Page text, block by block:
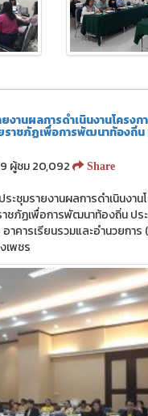
งานผลการดำเนินงานโครงก
าชภัฏเพื่อการพัฒนาท้องถิ่น
ผู้ชม 20,092
Share
ะชุมรายงานผลการดำเนินงาน
ชภัฏเพื่อการพัฒนาท้องถิ่น ปร
คารเรียนรวมและอำนวยการ
เพชร